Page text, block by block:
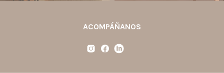
ACOMPÁÑANOS